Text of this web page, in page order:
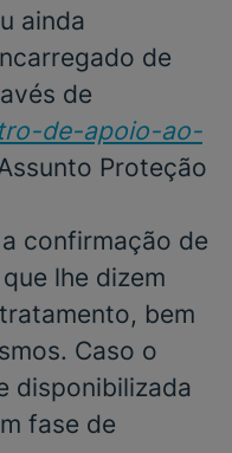
ainda
de
de
de-apoio-ao-
Proteção
confirmação de
lhe dizem
bem
Caso o
disponibilizada
fase de